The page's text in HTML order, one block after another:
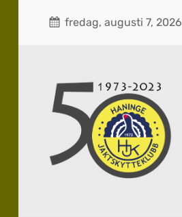
fredag, augusti 7, 2026